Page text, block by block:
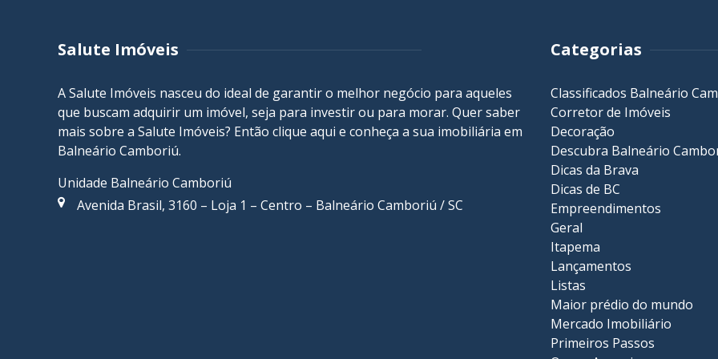
Salute Imóveis
A Salute Imóveis nasceu do ideal de garantir o melhor negócio para aqueles
que buscam adquirir um imóvel, seja para investir ou para morar. Quer saber
mais sobre a Salute Imóveis? Então clique aqui e conheça a sua imobiliária em
Balneário Camboriú.
Unidade Balneário Camboriú
Avenida Brasil, 3160 – Loja 1 – Centro – Balneário Camboriú / SC
Categorias
Classificados Balneário
Corretor de Imóveis
Decoração
Descubra Balneário
Dicas da Brava
Dicas de BC
Empreendimentos
Geral
Itapema
Lançamentos
Listas
Maior prédio do mundo
Mercado Imobiliário
Primeiros Passos